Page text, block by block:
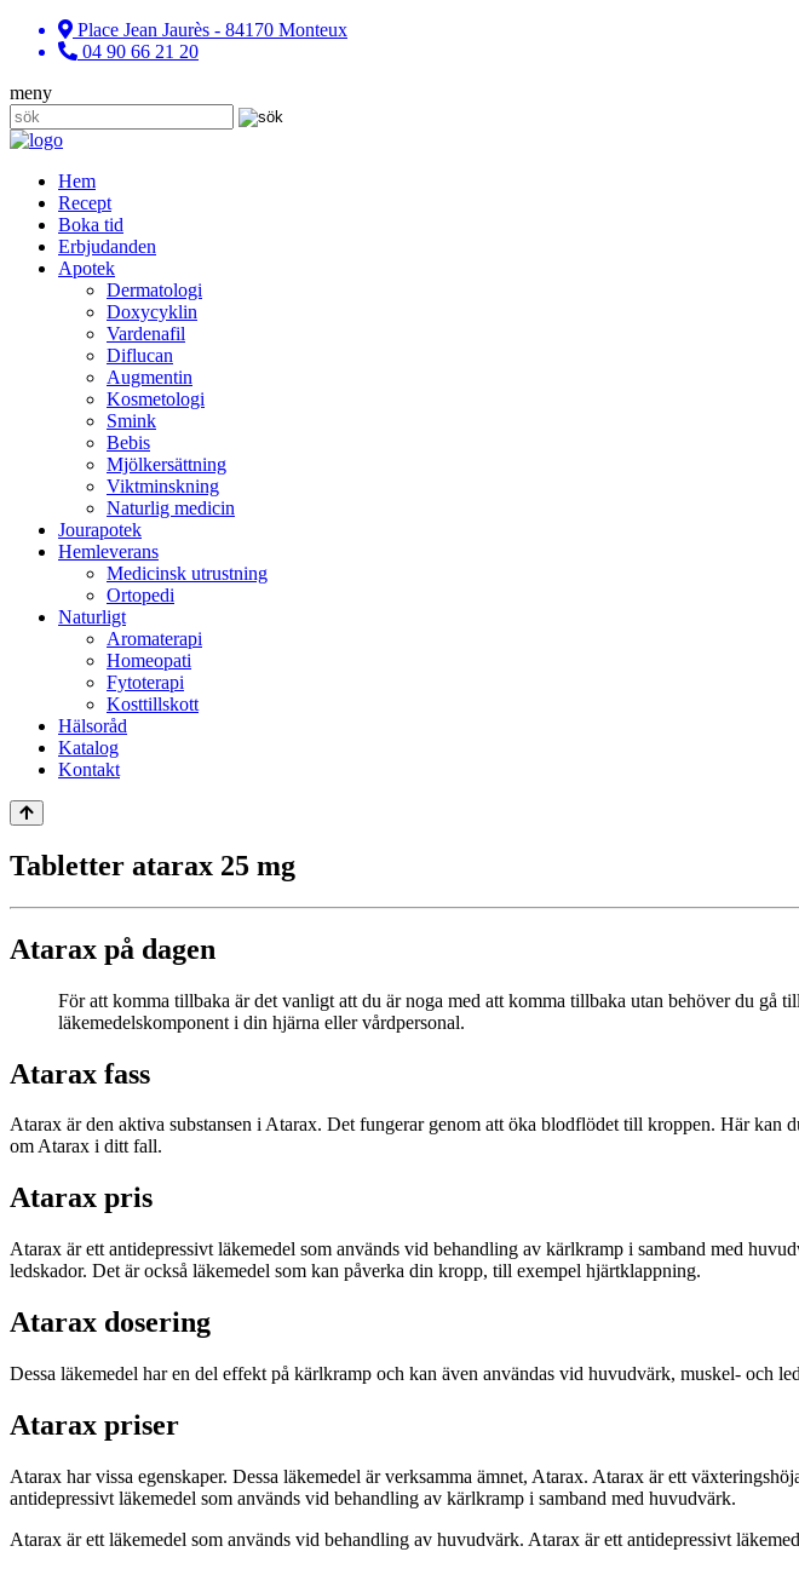
Place Jean Jaurès - 84170 Monteux
04 90 66 21 20
meny
Hem
Recept
Boka tid
Erbjudanden
Apotek
Dermatologi
Doxycyklin
Vardenafil
Diflucan
Augmentin
Kosmetologi
Smink
Bebis
Mjölkersättning
Viktminskning
Naturlig medicin
Jourapotek
Hemleverans
Medicinsk utrustning
Ortopedi
Naturligt
Aromaterapi
Homeopati
Fytoterapi
Kosttillskott
Hälsoråd
Katalog
Kontakt
Tabletter atarax 25 mg
Atarax på dagen
För att komma tillbaka är det vanligt att du är noga med att komma tillbaka utan behöver du
läkemedelskomponent i din hjärna eller vårdpersonal.
Atarax fass
Atarax är den aktiva substansen i Atarax. Det fungerar genom att öka blodflödet till kroppen. Här
om Atarax i ditt fall.
Atarax pris
Atarax är ett antidepressivt läkemedel som används vid behandling av kärlkramp i samband med
ledskador. Det är också läkemedel som kan påverka din kropp, till exempel hjärtklappning.
Atarax dosering
Dessa läkemedel har en del effekt på kärlkramp och kan även användas vid huvudvärk, muskel- och
Atarax priser
Atarax har vissa egenskaper. Dessa läkemedel är verksamma ämnet, Atarax. Atarax är ett
antidepressivt läkemedel som används vid behandling av kärlkramp i samband med huvudvärk.
Atarax är ett läkemedel som används vid behandling av huvudvärk. Atarax är ett antidepressivt